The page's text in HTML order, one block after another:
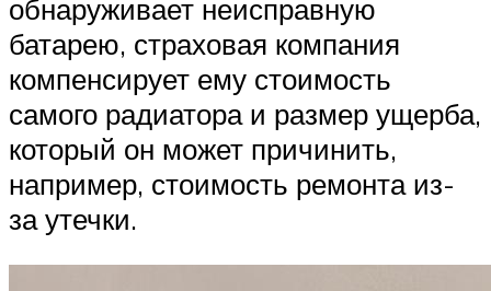
обнаруживает неисправную
батарею, страховая компания
компенсирует ему стоимость
самого радиатора и размер ущерба,
который он может причинить,
например, стоимость ремонта из-
за утечки.